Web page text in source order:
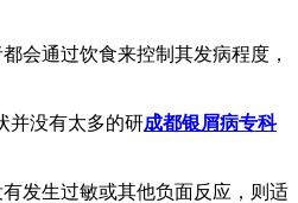
会通过饮食来控制其发病程度，
并没有太多的研成都银屑病专科
发生过敏或其他负面反应，则适